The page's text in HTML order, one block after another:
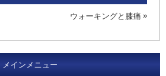
ウォーキングと膝痛
メインメニュー